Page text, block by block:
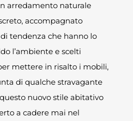
arredamento naturale
accompagnato
tendenza che hanno lo
l’ambiente e scelti
mettere in risalto i mobili,
di qualche stravagante
nuovo stile abitativo
a cadere mai nel